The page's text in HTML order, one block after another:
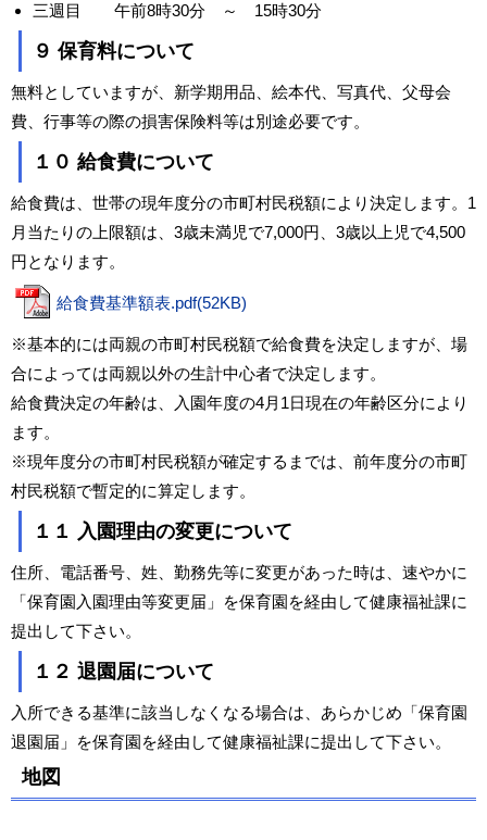
三週目 午前8時30分 ～ 15時30分
９ 保育料について
無料としていますが、新学期用品、絵本代、写真代、父母会
費、行事等の際の損害保険料等は別途必要です。
１０ 給食費について
給食費は、世帯の現年度分の市町村民税額により決定します。1
月当たりの上限額は、3歳未満児で7,000円、3歳以上児で4,500
円となります。
給食費基準額表.pdf(52KB)
※基本的には両親の市町村民税額で給食費を決定しますが、場
合によっては両親以外の生計中心者で決定します。
給食費決定の年齢は、入園年度の4月1日現在の年齢区分により
ます。
※現年度分の市町村民税額が確定するまでは、前年度分の市町
村民税額で暫定的に算定します。
１１ 入園理由の変更について
住所、電話番号、姓、勤務先等に変更があった時は、速やかに
「保育園入園理由等変更届」を保育園を経由して健康福祉課に
提出して下さい。
１２ 退園届について
入所できる基準に該当しなくなる場合は、あらかじめ「保育園
退園届」を保育園を経由して健康福祉課に提出して下さい。
地図